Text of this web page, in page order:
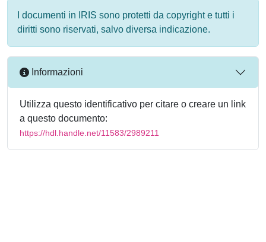
I documenti in IRIS sono protetti da copyright e tutti i
diritti sono riservati, salvo diversa indicazione.
Informazioni
Utilizza questo identificativo per citare o creare un link
a questo documento:
https://hdl.handle.net/11583/2989211